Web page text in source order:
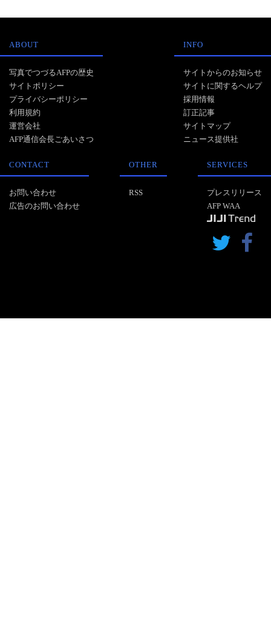
ABOUT
写真でつづるAFPの歴史
サイトポリシー
プライバシーポリシー
利用規約
運営会社
AFP通信会長ごあいさつ
INFO
サイトからのお知らせ
サイトに関するヘルプ
採用情報
訂正記事
サイトマップ
ニュース提供社
CONTACT
お問い合わせ
広告のお問い合わせ
OTHER
RSS
SERVICES
プレスリリース
AFP WAA